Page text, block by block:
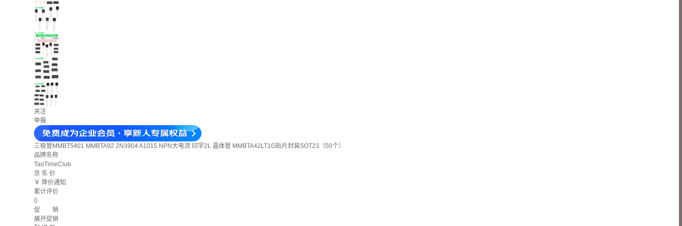
关注
举报
三极管MMBT5401 MMBTA92 2N3904 A1015 NPN大电流 印字2L 晶体管 MMBTA42LT1G贴片封装SOT23（50个）
品牌名称
TaoTimeClub
京 东 价
￥ 降价通知
累计评价
0
促 销
展开促销